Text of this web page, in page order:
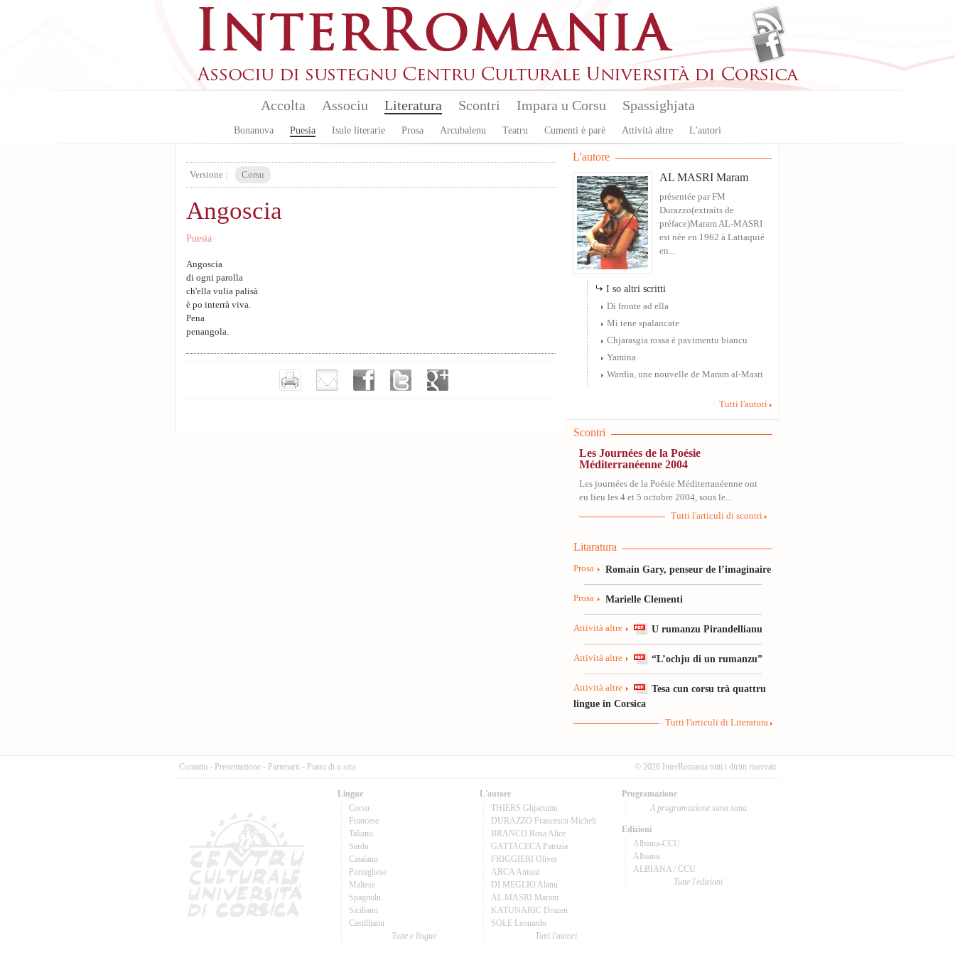
Accolta Associu Literatura
Bonanova Puesia Isule literarie Prosa Arcubalenu Teatru Cumenti è parè Attività altre L'autori
Scontri Impara u Corsu Spassighjata
Versione : Corsu
Angoscia
Puesia
Angoscia
di ogni parolla
ch'ella vulia palisà
è po interrà viva.
Pena
penangola.
L'autore
AL MASRI Maram
présentée par FM
Durazzo(extraits de
préface)Maram AL-MASRI
est née en 1962 à Lattaquié
en...
I so altri scritti
Di fronte ad ella
Mi tene spalancate
Chjarasgia rossa è pavimentu biancu
Yamina
Wardia, une nouvelle de Maram al-Masri
Tutti l'autori
Scontri
Les Journées de la Poésie
Méditerranéenne 2004
Les journées de la Poésie Méditerranéenne ont
eu lieu les 4 et 5 octobre 2004, sous le...
Tutti l'articuli di scontri
Litaratura
Prosa Romain Gary, penseur de l’imaginaire
Prosa Marielle Clementi
Attività altre U rumanzu Pirandellianu
Attività altre “L’ochju di un rumanzu”
Attività altre
Tesa cun corsu trà quattru
lingue in Corsica
Tutti l'articuli di Literatura
Cuntattu - Presentazione - Partenarii - Pianu di u situ © 2026 InterRomania tutti i diritti riservati
Lingue
Corsu
Francese
Talianu
Sardu
Catalanu
Purtughese
Maltese
Spagnolu
Sicilianu
Castillianu
Tutte e lingue
L'autore
THIERS Ghjacumu
DURAZZO Francescu Micheli
BRANCO Rosa Alice
GATTACECA Patrizia
FRIGGIERI Oliver
ARCA Antoni
DI MEGLIO Alanu
AL MASRI Maram
KATUNARIC Drazen
SOLE Leonardo
Tutti l'autori
Prugramazione
A prugramazione sana sana
Edizioni
Albiana-CCU
Albiana
ALBIANA / CCU
Tutte l'edizioni